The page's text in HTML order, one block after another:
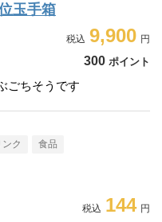
玉手箱
9,900
300 ポイント
ごちそうです
ク 食品
144